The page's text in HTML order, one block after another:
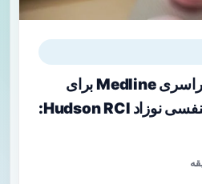
اطلاعیه بازخوانی سراسری Medline برای
مدارهای گرم‌کننده تنفسی نوزاد Hudson RCI: